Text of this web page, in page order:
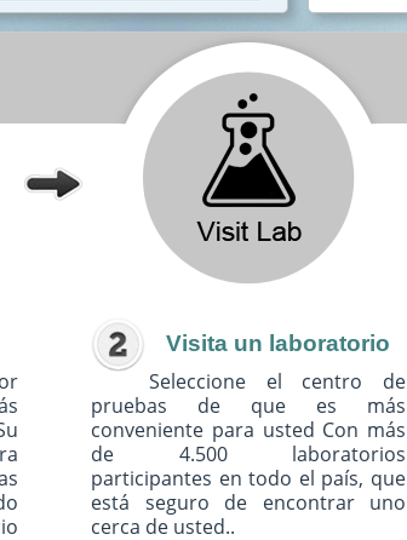
Visita un laboratorio
Seleccione el centro de
pruebas de que es más
conveniente para usted Con más
de 4.500 laboratorios
participantes en todo el país, que
está seguro de encontrar uno
cerca de usted..